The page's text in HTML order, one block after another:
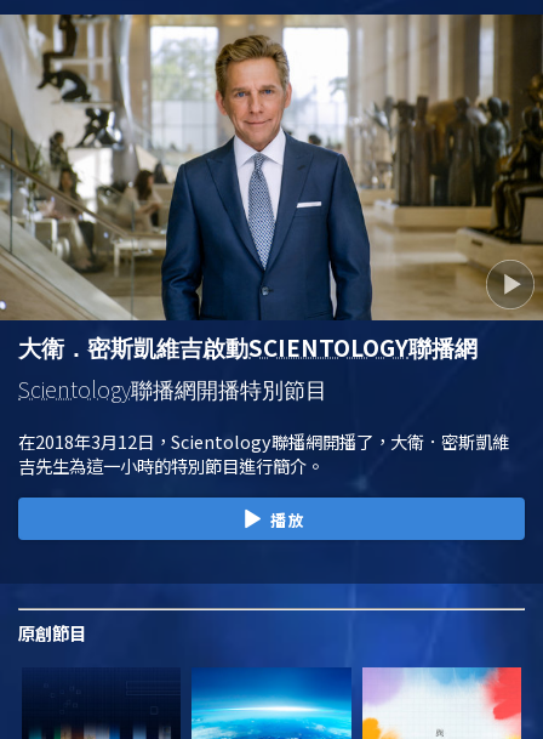
大衛．密斯凱維吉啟動SCIENTOLOGY聯播網
Scientology聯播網開播特別節目
在2018年3月12日，Scientology聯播網開播了，大衛．密斯凱維
吉先生為這一小時的特別節目進行簡介。
播放
原創節目